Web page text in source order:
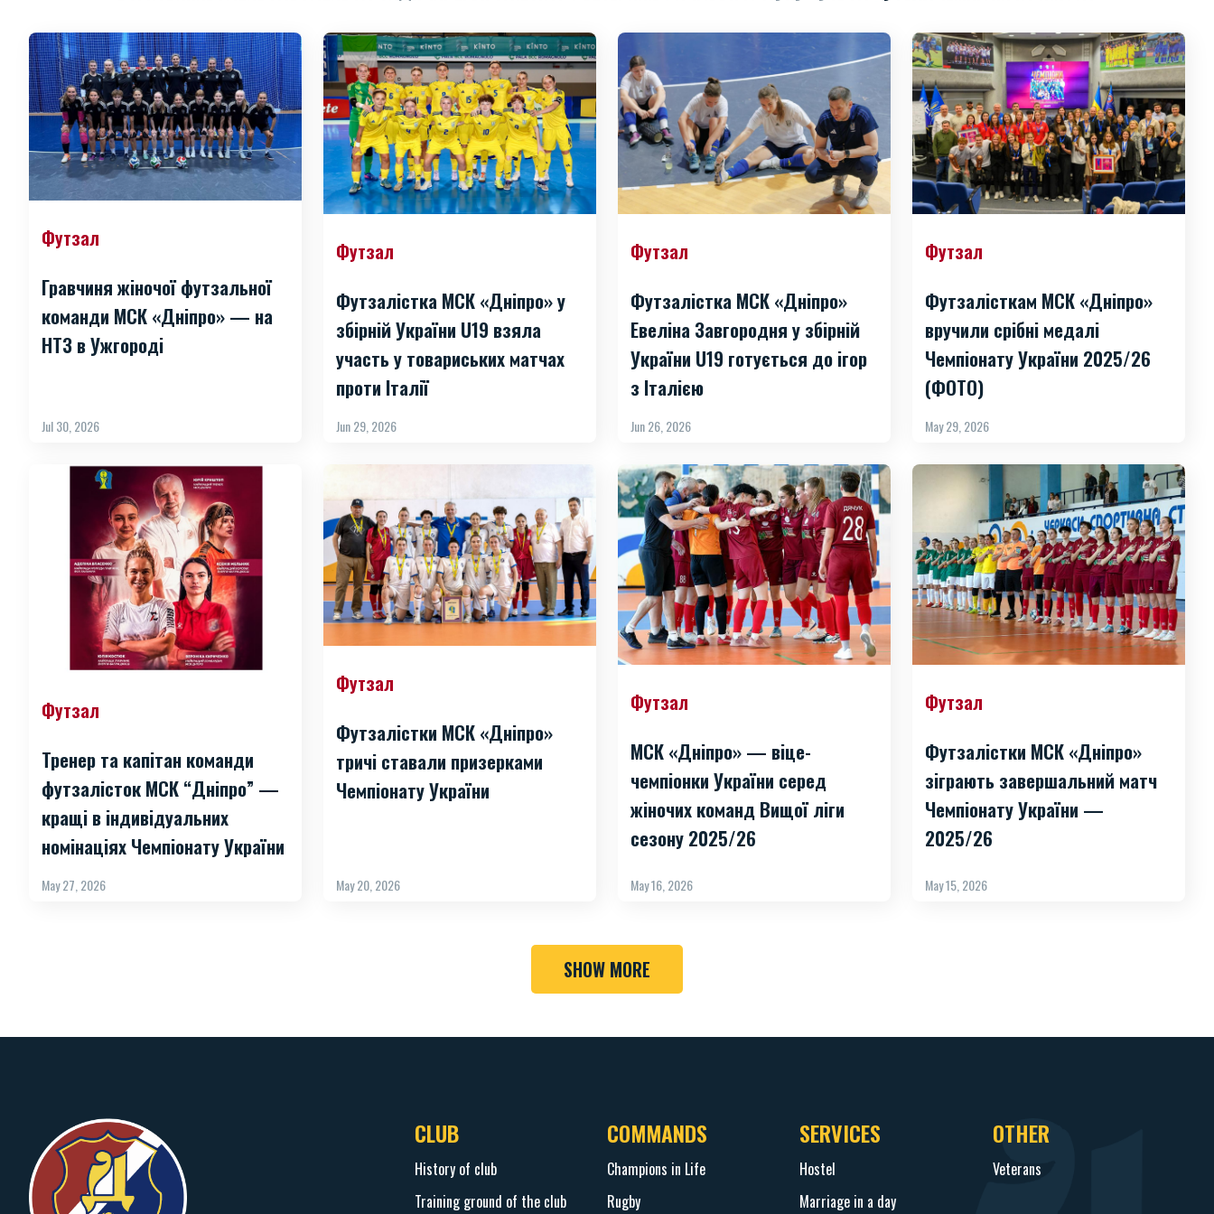
Футзал
Гравчиня жіночої футзальної
команди МСК «Дніпро» — на
НТЗ в Ужгороді
Jul 30, 2026
Футзал
Футзалістка МСК «Дніпро» у
збірній України U19 взяла
участь у товариських матчах
проти Італії
Jun 29, 2026
Футзал
Футзалістка МСК «Дніпро»
Евеліна Завгородня у збірній
України U19 готується до ігор
з Італією
Jun 26, 2026
Футзал
Футзалісткам МСК «Дніпро»
вручили срібні медалі
Чемпіонату України 2025/26
(ФОТО)
May 29, 2026
Футзал
Тренер та капітан команди
футзалісток МСК “Дніпро” —
кращі в індивідуальних
номінаціях Чемпіонату України
May 27, 2026
Футзал
Футзалістки МСК «Дніпро»
тричі ставали призерками
Чемпіонату України
May 20, 2026
Футзал
МСК «Дніпро» — віце-
чемпіонки України серед
жіночих команд Вищої ліги
сезону 2025/26
May 16, 2026
Футзал
Футзалістки МСК «Дніпро»
зіграють завершальний матч
Чемпіонату України —
2025/26
May 15, 2026
SHOW MORE
CLUB
History of club
Training ground of the club
COMMANDS
Champions in Life
Rugby
SERVICES
Hostel
Marriage in a day
OTHER
Veterans